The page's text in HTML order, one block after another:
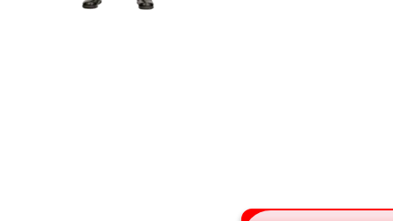
和歌山県